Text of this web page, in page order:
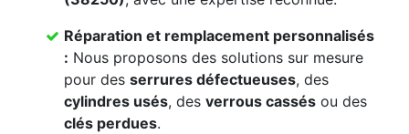
Réparation et remplacement personnalisés
: Nous proposons des solutions sur mesure
pour des serrures défectueuses, des
cylindres usés, des verrous cassés ou des
clés perdues.